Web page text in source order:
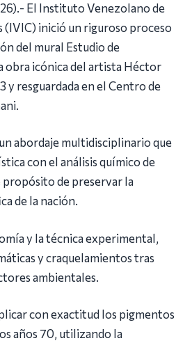
El Instituto Venezolano de
inició un riguroso proceso
del mural Estudio de
obra icónica del artista Héctor
y resguardada en el Centro de
abordaje multidisciplinario que
con el análisis químico de
de preservar la
de la nación.
y la técnica experimental,
y craquelamientos tras
ambientales.
con exactitud los pigmentos
años 70, utilizando la